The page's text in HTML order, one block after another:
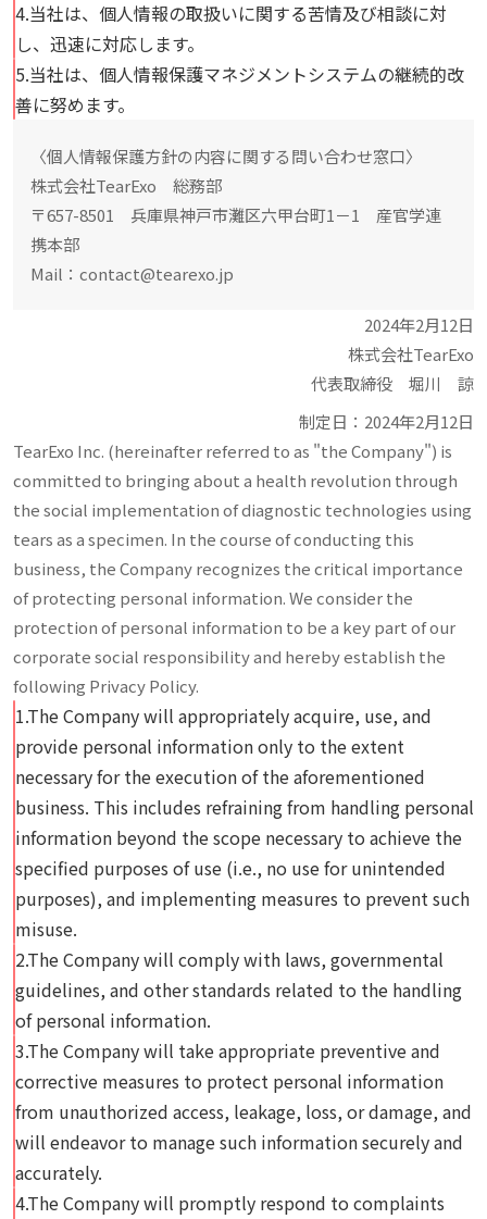
4.当社は、個人情報の取扱いに関する苦情及び相談に対
し、迅速に対応します。
5.当社は、個人情報保護マネジメントシステムの継続的改
善に努めます。
〈個人情報保護方針の内容に関する問い合わせ窓口〉
株式会社TearExo 総務部
〒657-8501 兵庫県神戸市灘区六甲台町1－1 産官学連
携本部
Mail：contact@tearexo.jp
2024年2月12日
株式会社TearExo
代表取締役 堀川 諒
制定日：2024年2月12日
TearExo Inc. (hereinafter referred to as "the Company") is
committed to bringing about a health revolution through
the social implementation of diagnostic technologies using
tears as a specimen. In the course of conducting this
business, the Company recognizes the critical importance
of protecting personal information. We consider the
protection of personal information to be a key part of our
corporate social responsibility and hereby establish the
following Privacy Policy.
1.The Company will appropriately acquire, use, and
provide personal information only to the extent
necessary for the execution of the aforementioned
business. This includes refraining from handling personal
information beyond the scope necessary to achieve the
specified purposes of use (i.e., no use for unintended
purposes), and implementing measures to prevent such
misuse.
2.The Company will comply with laws, governmental
guidelines, and other standards related to the handling
of personal information.
3.The Company will take appropriate preventive and
corrective measures to protect personal information
from unauthorized access, leakage, loss, or damage, and
will endeavor to manage such information securely and
accurately.
4.The Company will promptly respond to complaints